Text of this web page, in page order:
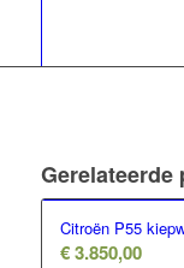
Gerelateerde
Citroën P55
€3.850,00